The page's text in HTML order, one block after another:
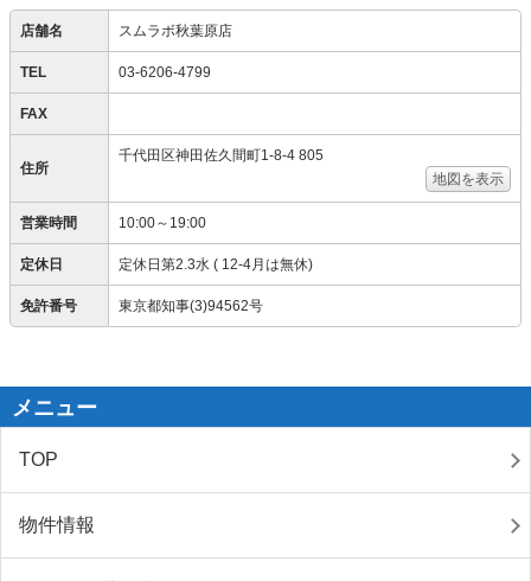
店舗名 スムラボ秋葉原店
TEL 03-6206-4799
FAX
住所
千代田区神田佐久間町1-8-4 805
地図を表示
営業時間 10:00～19:00
定休日 定休日第2.3水 ( 12-4月は無休)
免許番号 東京都知事(3)94562号
メニュー
TOP
物件情報